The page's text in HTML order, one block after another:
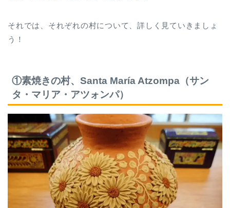
それでは、それぞれの村について、詳しく見ていきましょ
う！
①素焼きの村、Santa María Atzompa（サン
タ・マリア・アツォンパ）